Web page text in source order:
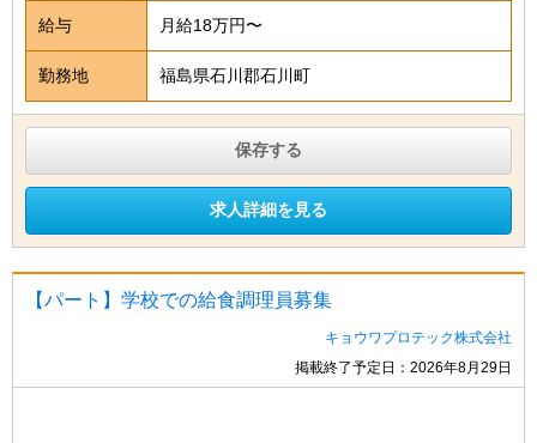
給与 月給18万円〜
勤務地 福島県石川郡石川町
保存する
求人詳細を見る
【パート】学校での給食調理員募集
キョウワプロテック株式会社
掲載終了予定日：2026年8月29日